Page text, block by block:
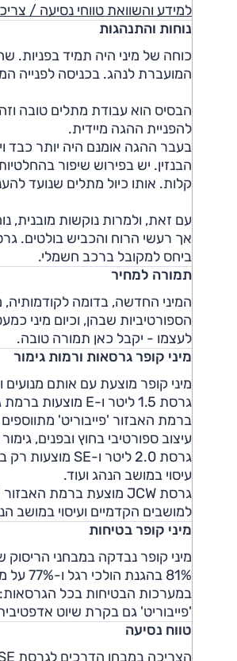
למידע והשוואת טווחי נסיעה /
נוחות והתנהגות
כוחה של מיני היה תמיד בפניות.
המועברת לנהג. בכניסה לפנייה
הבסיס הוא עבודת מתלים טובה
להפניית ההגה מיידית.
בעבר ההגה אומנם היה יותר כבד
הבנזין. יש בפירוש שיפור
קלות. אותו כיול מתלים שנועד
עם זאת, ולמרות נוקשות מובנית,
ביחס למקובל ברכב חשמלי.
תמורה למחיר
המיני החדשה, בדומה לקודמותיה,
הספורטיביות שבהן, וכיום מיני
לעצמו - יקבל כאן תמורה טובה.
מיני קופר גרסאות ורמות גימור
מיני קופר מוצעת עם אותם מנועים
גרסת 1.5 ליטר ו-E מוצעות ברמת גימור 'קלאסיק' ובזו חישוקי "16, בקרת אקלים מפוצלת ועוד.
עיצוב ספורטיבי בחוץ ובפנים,
עיסוי במושב הנהג ועוד.
למושבים הקדמיים ועיסוי במושב
מיני קופר בטיחות
81% בהגנת הולכי רגל ו-77% על מערכות בטיחות ותפקודן.
'פייבוריט' גם בקרת שיוט
טווח נסיעה